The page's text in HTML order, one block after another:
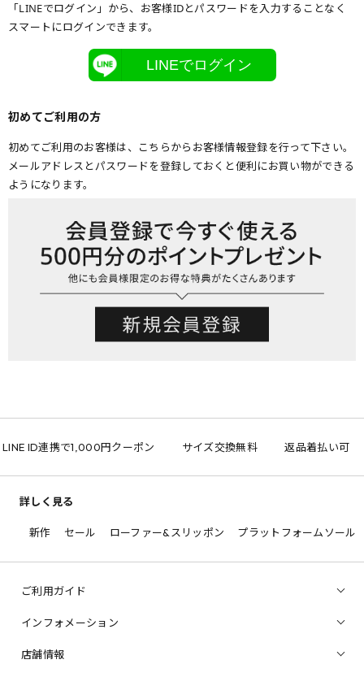
「LINEでログイン」から、お客様IDとパスワードを入力することなく
スマートにログインできます。
LINEでログイン
初めてご利用の方
初めてご利用のお客様は、こちらからお客様情報登録を行って下さい。
メールアドレスとパスワードを登録しておくと便利にお買い物ができる
ようになります。
ID連携で1,000円クーポン サイズ交換無料 返品着払い可
詳しく見る
新作 セール ローファー&スリッポン プラットフォームソール
ご利用ガイド
インフォメーション
店舗情報